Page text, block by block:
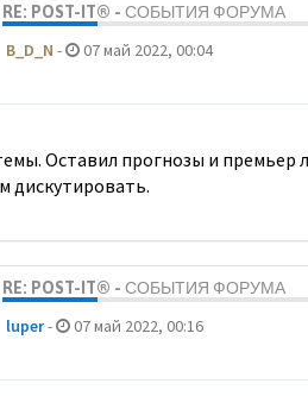
RE: POST-IT® - СОБЫТИЯ ФОРУМА
B_D_N - 07 май 2022, 00:04
Оставил прогнозы и премьер
дискутировать.
RE: POST-IT® - СОБЫТИЯ ФОРУМА
luper- 07 май 2022, 00:16